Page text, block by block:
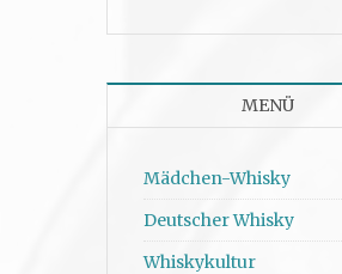
MENÜ
Mädchen-Whisky
Deutscher Whisky
Whiskykultur